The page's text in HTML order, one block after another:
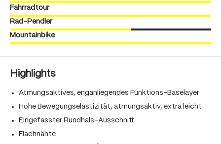
Fahrradtour
Rad-Pendler
Mountainbike
Highlights
Atmungsaktives, enganliegendes Funktions-Baselayer
Hohe Bewegungselastizität, atmungsaktiv, extra leicht
Eingefasster Rundhals-Ausschnitt
Flachnähte